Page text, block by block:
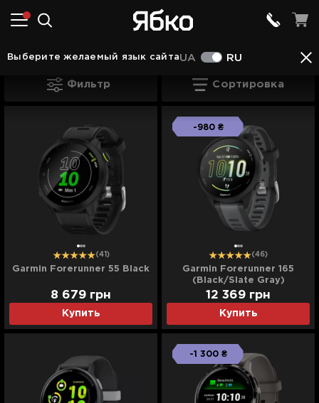
Выберите желаемый язык сайтаUA RU
Для фитнеса в Хусті
Для фитнеса в Хусті
Фильтр Сортировка
(41)
Garmin Forerunner 55 Black
Купить
8 679 грн
-980 ₴
(46)
Garmin Forerunner 165
(Black/Slate Gray)
Купить
12 369 грн
-1 300 ₴